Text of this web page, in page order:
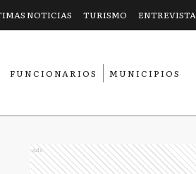
NOTICIAS TURISMO
FUNCIONARIOS
MUNICIPIOS
Ads